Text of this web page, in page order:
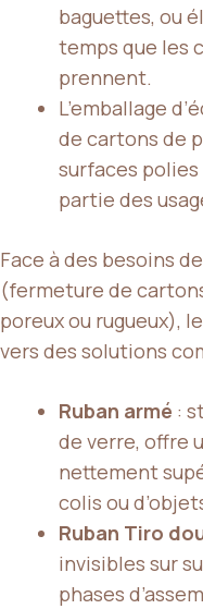
baguettes, ou
temps que les
prennent.
L’emballage
de cartons de
surfaces
partie des
Face à des besoins de
(fermeture de
poreux ou rugueux),
vers des solutions
Ruban armé :
de verre, offre
nettement
colis ou
Ruban Tiro
invisibles sur
phases